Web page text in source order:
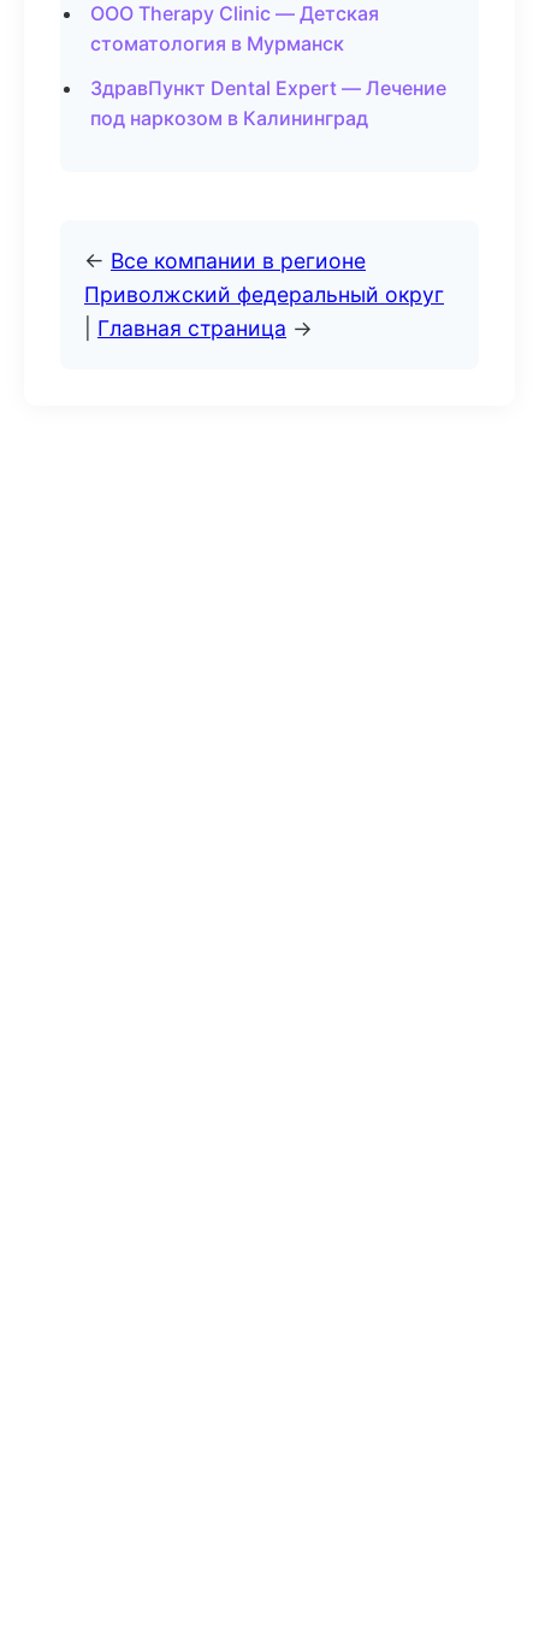
ООО Therapy Clinic — Детская
стоматология в Мурманск
ЗдравПункт Dental Expert — Лечение
под наркозом в Калининград
← Все компании в регионе
Приволжский федеральный округ
Главная страница →